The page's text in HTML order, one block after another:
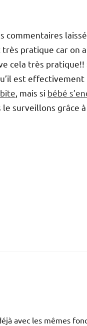
commentaires
pratique car on
cela très
est
, mais si bébé
surveillons grâce à
avec les mêmes